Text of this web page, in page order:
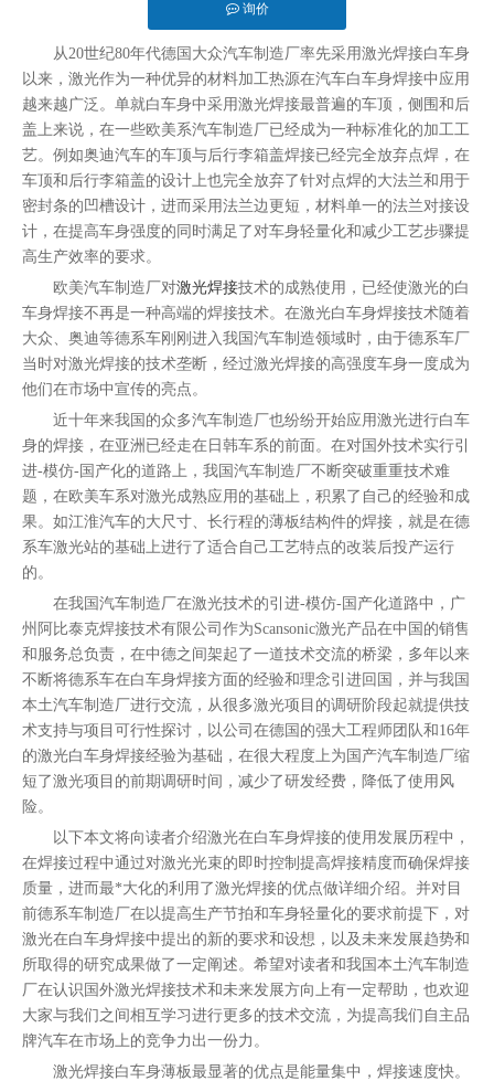
询价
从20世纪80年代德国大众汽车制造厂率先采用激光焊接白车身
以来，激光作为一种优异的材料加工热源在汽车白车身焊接中应用
越来越广泛。单就白车身中采用激光焊接最普遍的车顶，侧围和后
盖上来说，在一些欧美系汽车制造厂已经成为一种标准化的加工工
艺。例如奥迪汽车的车顶与后行李箱盖焊接已经完全放弃点焊，在
车顶和后行李箱盖的设计上也完全放弃了针对点焊的大法兰和用于
密封条的凹槽设计，进而采用法兰边更短，材料单一的法兰对接设
计，在提高车身强度的同时满足了对车身轻量化和减少工艺步骤提
高生产效率的要求。
欧美汽车制造厂对激光焊接技术的成熟使用，已经使激光的白
车身焊接不再是一种高端的焊接技术。在激光白车身焊接技术随着
大众、奥迪等德系车刚刚进入我国汽车制造领域时，由于德系车厂
当时对激光焊接的技术垄断，经过激光焊接的高强度车身一度成为
他们在市场中宣传的亮点。
近十年来我国的众多汽车制造厂也纷纷开始应用激光进行白车
身的焊接，在亚洲已经走在日韩车系的前面。在对国外技术实行引
进-模仿-国产化的道路上，我国汽车制造厂不断突破重重技术难
题，在欧美车系对激光成熟应用的基础上，积累了自己的经验和成
果。如江淮汽车的大尺寸、长行程的薄板结构件的焊接，就是在德
系车激光站的基础上进行了适合自己工艺特点的改装后投产运行
的。
在我国汽车制造厂在激光技术的引进-模仿-国产化道路中，广
州阿比泰克焊接技术有限公司作为Scansonic激光产品在中国的销售
和服务总负责，在中德之间架起了一道技术交流的桥梁，多年以来
不断将德系车在白车身焊接方面的经验和理念引进回国，并与我国
本土汽车制造厂进行交流，从很多激光项目的调研阶段起就提供技
术支持与项目可行性探讨，以公司在德国的强大工程师团队和16年
的激光白车身焊接经验为基础，在很大程度上为国产汽车制造厂缩
短了激光项目的前期调研时间，减少了研发经费，降低了使用风
险。
以下本文将向读者介绍激光在白车身焊接的使用发展历程中，
在焊接过程中通过对激光光束的即时控制提高焊接精度而确保焊接
质量，进而最*大化的利用了激光焊接的优点做详细介绍。并对目
前德系车制造厂在以提高生产节拍和车身轻量化的要求前提下，对
激光在白车身焊接中提出的新的要求和设想，以及未来发展趋势和
所取得的研究成果做了一定阐述。希望对读者和我国本土汽车制造
厂在认识国外激光焊接技术和未来发展方向上有一定帮助，也欢迎
大家与我们之间相互学习进行更多的技术交流，为提高我们自主品
牌汽车在市场上的竞争力出一份力。
激光焊接白车身薄板最显著的优点是能量集中，焊接速度快。